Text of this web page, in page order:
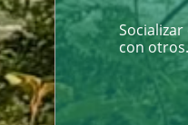
con otros.